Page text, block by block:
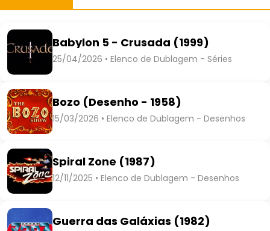
Babylon 5 - Crusada (1999)
25/04/2026 • Elenco de Dublagem - Séries
Bozo (Desenho - 1958)
15/03/2026 • Elenco de Dublagem - Desenhos
Spiral Zone (1987)
12/11/2025 • Elenco de Dublagem - Desenhos
Guerra das Galáxias (1982)